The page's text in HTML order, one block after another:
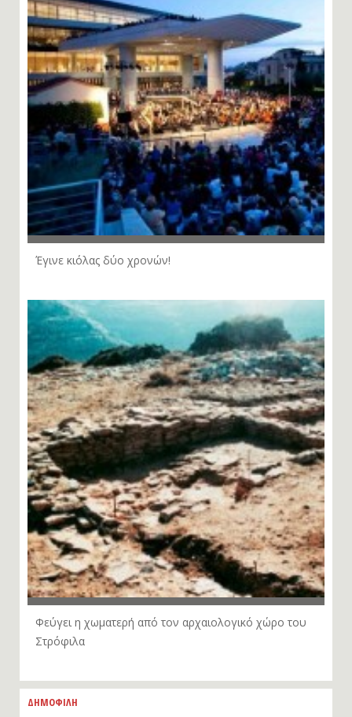
Έγινε κιόλας δύο χρονών!
Φεύγει η χωματερή από τον αρχαιολογικό χώρο του
Στρόφιλα
ΔΗΜΟΦΙΛΗ